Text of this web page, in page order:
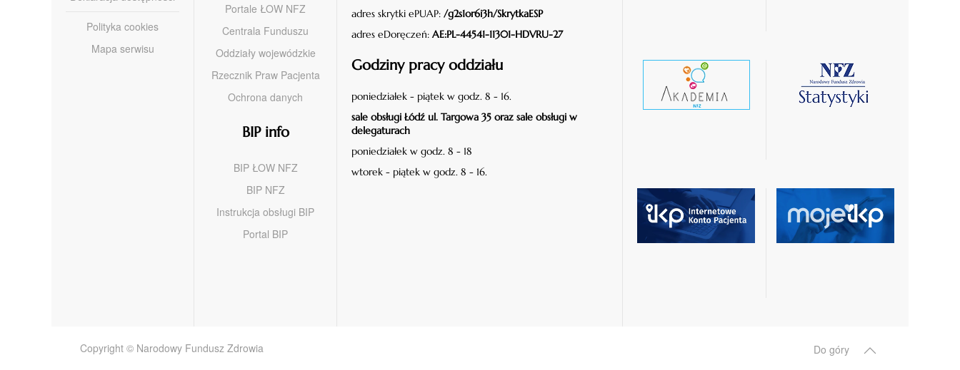
Polityka cookies
Mapa serwisu
Portale ŁOW NFZ
Centrala Funduszu
Oddziały wojewódzkie
Rzecznik Praw Pacjenta
Ochrona danych
BIP info
BIP ŁOW NFZ
BIP NFZ
Instrukcja obsługi BIP
Portal BIP
adres skrytki ePUAP: /g2s1or6i3h/SkrytkaESP
adres eDoręczeń: AE:PL-44541-11301-HDVRU-27
Godziny pracy oddziału
poniedziałek - piątek w godz. 8 - 16.
sale obsługi Łódź ul. Targowa 35 oraz sale obsługi w
delegaturach
poniedziałek w godz. 8 - 18
wtorek - piątek w godz. 8 - 16.
czytaj
czytaj
czytaj
czytaj
Copyright © Narodowy Fundusz Zdrowia Do góry